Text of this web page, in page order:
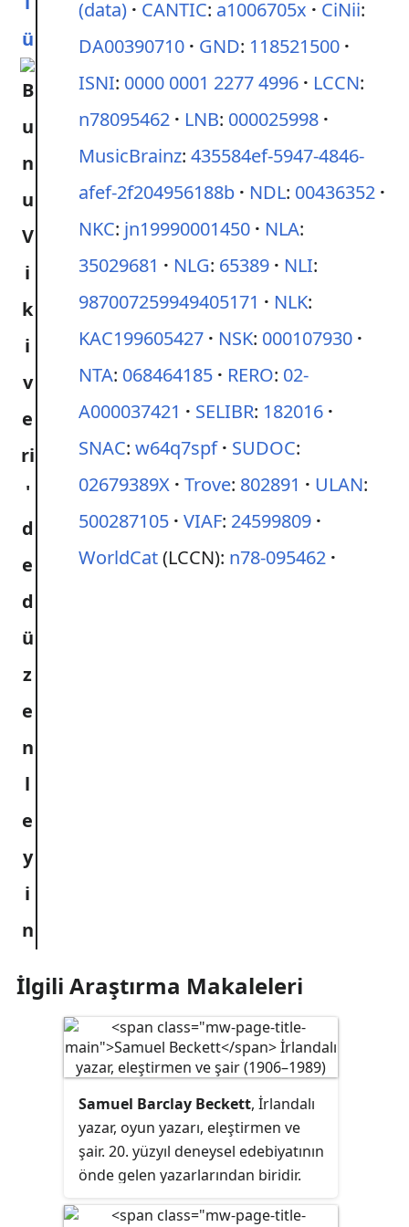
ü
(data) CANTIC: a1006705x CiNii:
DA00390710
GND: 118521500
ISNI: 0000 0001 2277 4996 LCCN:
n78095462
LNB: 000025998
MusicBrainz: 435584ef-5947-4846-
afef-2f204956188b
NDL: 00436352
NKC: jn19990001450 NLA:
35029681
NLG: 65389 NLI:
987007259949405171
NLK:
KAC199605427
NSK: 000107930
NTA: 068464185 RERO: 02-
A000037421
SELIBR: 182016
SNAC: w64q7spf SUDOC:
02679389X Trove: 802891 ULAN:
500287105 VIAF: 24599809
WorldCat(LCCN): n78-095462
İlgili Araştırma Makaleleri
Samuel Barclay Beckett, İrlandalı
yazar, oyun yazarı, eleştirmen ve
şair. 20. yüzyıl deneysel edebiyatının
önde gelen yazarlarından biridir.
"son modernistlerden", daha